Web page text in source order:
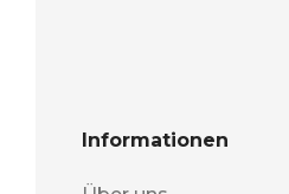
Informationen